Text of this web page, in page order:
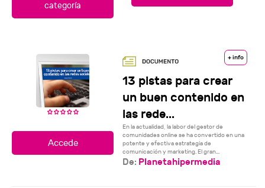
categoría
+ info
13 pistas para crear
un buen contenido en
las rede...
En la actualidad, la labor del gestor de
comunidades online se ha convertido en una
potente y efectiva estrategia de
comunicación y marketing. El gran...
De: Planetahipermedia